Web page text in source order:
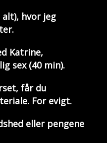
hvor jeg
Katrine,
sex (40 min).
får du
For evigt.
eller pengene